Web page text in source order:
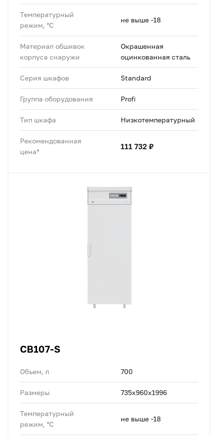
Температурный
режим, °C
не выше -18
Материал обшивок
корпуса снаружи
Окрашенная
оцинкованная сталь
Серия шкафов Standard
Группа оборудования Profi
Тип шкафа Низкотемпературный
Рекомендованная
цена*
111 732 ₽
CB107-S
Объем, л 700
Размеры 735х960х1996
Температурный
режим, °C
не выше -18